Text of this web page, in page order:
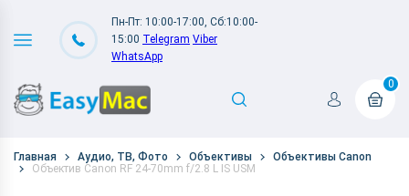
Пн-Пт: 10:00-17:00, Сб:10:00-
15:00 Telegram Viber
WhatsApp
0
Главная Аудио, ТВ, Фото Объективы
Объективы Canon
Объектив Canon RF 24-70mm f/2.8 L IS USM